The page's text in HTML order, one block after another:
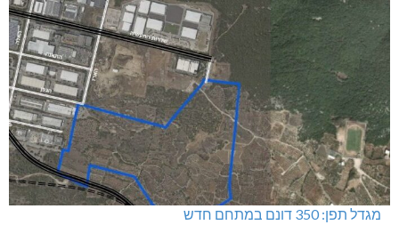
מגדל תפן: 350 דונם במתחם חדש